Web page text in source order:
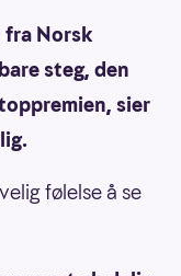
fra Norsk
steg, den
sier
følelse å se